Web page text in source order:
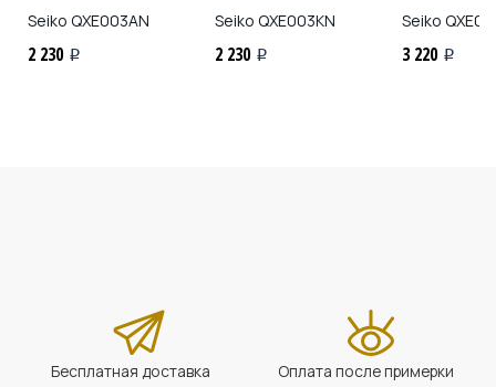
Seiko QXE003AN
2 230 i
Seiko QXE003KN
2 230 i
Seiko
3 220 i
Бесплатная доставка Оплата после примерки